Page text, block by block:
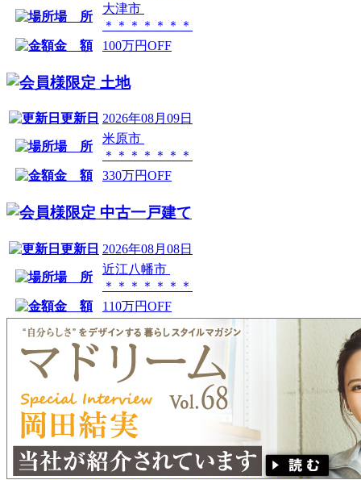
場 所
大津市
＊＊＊＊＊＊＊
金 額
100万円OFF
土地
更新日 2026年08月09日
場 所
米原市
＊＊＊＊＊＊＊
金 額
330万円OFF
中古一戸建て
更新日 2026年08月08日
場 所
近江八幡市
＊＊＊＊＊＊＊
金 額
110万円OFF